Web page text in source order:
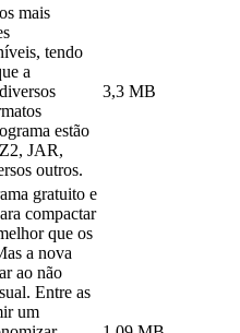
mais
tendo
a
estão
JAR,
outros.
3,3 MB
gratuito e
compactar
que os
a nova
ao não
Entre as
um